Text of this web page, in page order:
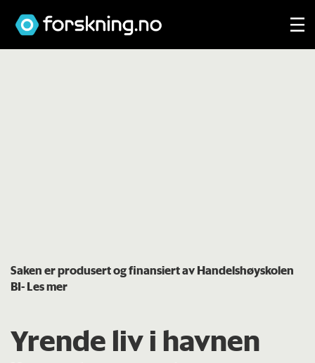
Saken er produsert og finansiert av Handelshøyskolen
BI- Les mer
Yrende liv i havnen